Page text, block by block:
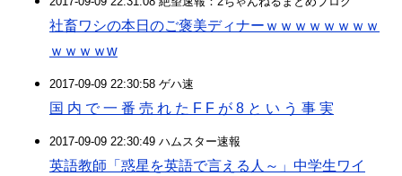
社畜ワシの本日のご褒美ディナーｗｗｗｗｗｗｗｗ
ｗｗｗｗw
2017-09-09 22:30:58 ゲハ速
国 内 で 一 番 売 れ た F F が 8 と い う 事 実
2017-09-09 22:30:49 ハムスター速報
英語教師「惑星を英語で言える人～」中学生ワイ